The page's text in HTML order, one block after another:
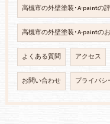
高槻市の外壁塗装･A-paintの
高槻市の外壁塗装･A-paintの
よくある質問 アクセス
お問い合わせ プライバシ